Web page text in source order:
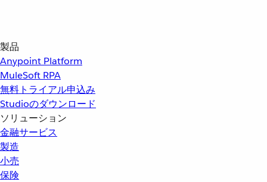
製品
Anypoint Platform
MuleSoft RPA
無料トライアル申込み
Studioのダウンロード
ソリューション
金融サービス
製造
小売
保険